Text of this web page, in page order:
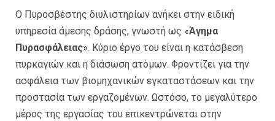
Ο Πυροσβέστης διυλιστηρίων ανήκει στην ειδική
υπηρεσία άμεσης δράσης, γνωστή ως «Άγημα
Πυρασφάλειας». Κύριο έργο του είναι η κατάσβεση
πυρκαγιών και η διάσωση ατόμων. Φροντίζει για την
ασφάλεια των βιομηχανικών εγκαταστάσεων και την
προστασία των εργαζομένων. Ωστόσο, το μεγαλύτερο
μέρος της εργασίας του επικεντρώνεται στην